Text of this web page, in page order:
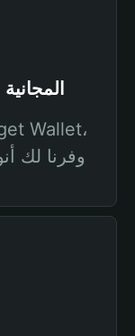
اربح توزيعات PULLICOIN المجانية
وفرنا لك